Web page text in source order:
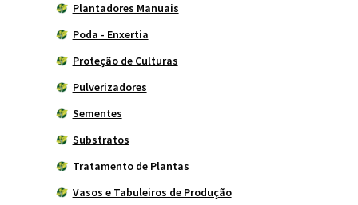
Plantadores Manuais
Poda - Enxertia
Proteção de Culturas
Pulverizadores
Sementes
Substratos
Tratamento de Plantas
Vasos e Tabuleiros de Produção